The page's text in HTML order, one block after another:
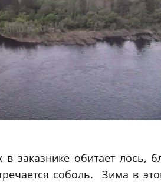
заказнике обитает лось,
соболь. Зима в